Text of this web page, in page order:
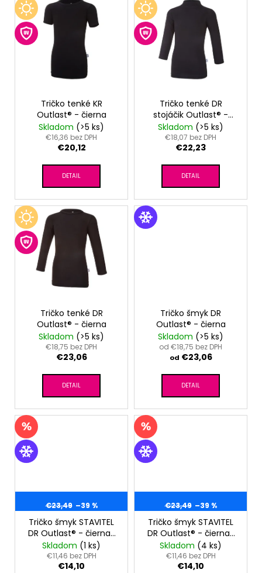
ý
p
v
Tričko tenké KR
Outlast® - čierna
Skladom (>5 ks)
€16,36 bez DPH
€20,12
DETAIL
Tričko tenké DR
stojáčik Outlast® -
čierna
Skladom (>5 ks)
€18,07 bez DPH
€22,23
DETAIL
Tričko tenké DR
Outlast® - čierna
Skladom (>5 ks)
€18,75 bez DPH
€23,06
DETAIL
Tričko šmyk DR
Outlast® - čierna
Skladom (>5 ks)
od €18,75 bez DPH
od €23,06
DETAIL
€23,49 –39 %
Tričko šmyk STAVITEL
DR Outlast® - čierna-
auto
Skladom (1 ks)
€11,46 bez DPH
€14,10
€23,49 –39 %
Tričko šmyk STAVITEL
DR Outlast® - čierna-
dievča
Skladom (4 ks)
€11,46 bez DPH
€14,10